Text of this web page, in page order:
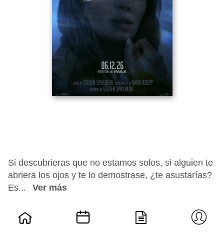
Si descubrieras que no estamos solos, si alguien te
abriera los ojos y te lo demostrase, ¿te asustarías?
Es...
Ver más